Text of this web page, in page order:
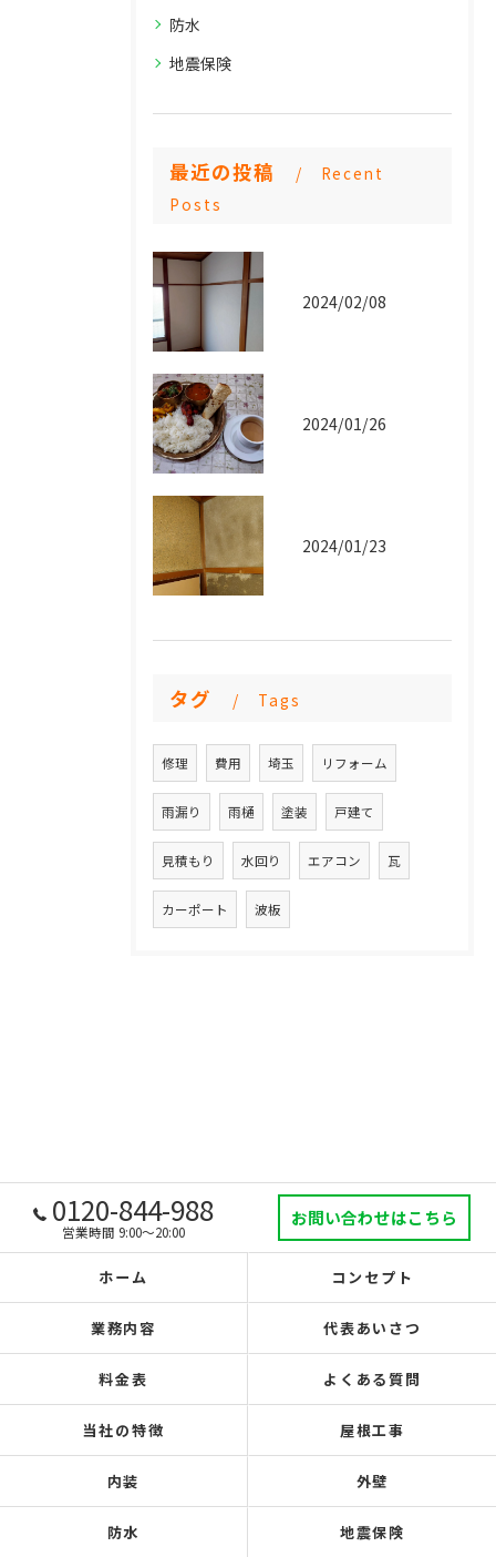
防水
地震保険
最近の投稿
Recent
Posts
2024/02/08
2024/01/26
2024/01/23
タグ Tags
修理 費用 埼玉 リフォーム
雨漏り 雨樋 塗装 戸建て
見積もり 水回り エアコン 瓦
カーポート 波板
0120-844-988
営業時間 9:00～20:00
お問い合わせはこちら
ホーム コンセプト
業務内容 代表あいさつ
料金表 よくある質問
当社の特徴 屋根工事
内装 外壁
防水 地震保険